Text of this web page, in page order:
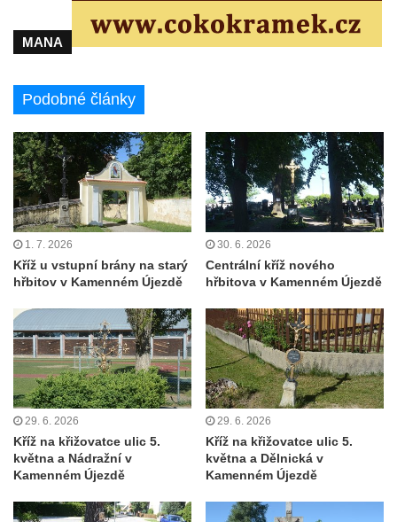
v Mikulášovicích
Drascheho kříž na zahradě domu čp. 915 v
Hillův kříž u domu čp. 436 v Mikulášovicích
v Mikulášovicích
Kříž před kostelem svatých Petra a Pavla v
Růžové
Centrální kříž na starém hřbitově ve
Vilémově
Centrální kříž na novém hřbitově ve
Kříž u kostela Nanebevzetí Panny Marie na
křížové cestě ve Vilémově
Kříž u cesty mezi Růžovou a Kamenickou
Strání
Kříž u severní zdi kostela Nalezení svatého
Kříže ve Frýdlantu
Kříž na Křížové cestě na Křížovém vrchu ve
Frýdlantu
MANA
Podobné články
1. 7. 2026
Kříž u vstupní brány na starý
hřbitov v Kamenném Újezdě
30. 6. 2026
Centrální kříž nového
hřbitova v Kamenném Újezdě
29. 6. 2026
Kříž na křižovatce ulic 5.
května a Nádražní v
Kamenném Újezdě
29. 6. 2026
Kříž na křižovatce ulic 5.
května a Dělnická v
Kamenném Újezdě